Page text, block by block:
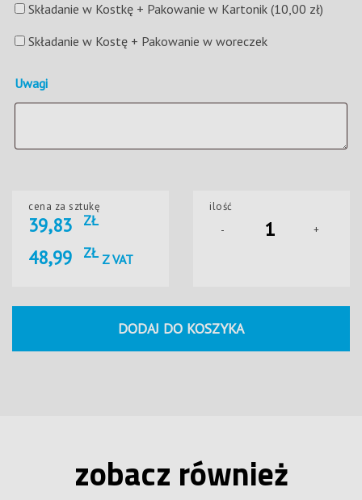
Składanie w Kostkę + Pakowanie w Kartonik (10,00 zł)
Składanie w Kostę + Pakowanie w woreczek
Uwagi
cena za sztukę
39,83 ZŁ
48,99 ZŁ Z VAT
ilość
-
+
DODAJ DO KOSZYKA
zobacz również